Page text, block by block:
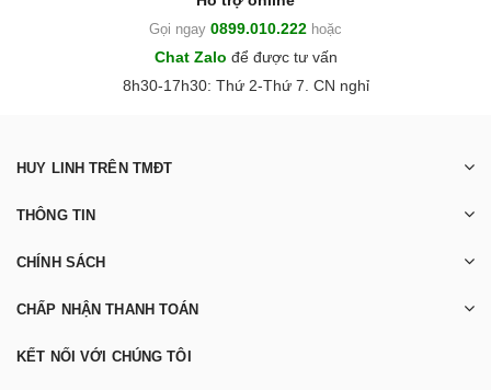
Gọi ngay 0899.010.222 hoặc
Chat Zalo để được tư vấn
8h30-17h30: Thứ 2-Thứ 7. CN nghỉ
HUY LINH TRÊN TMĐT
THÔNG TIN
CHÍNH SÁCH
CHẤP NHẬN THANH TOÁN
KẾT NỐI VỚI CHÚNG TÔI